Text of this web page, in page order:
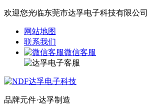
欢迎您光临东莞市达孚电子科技有限公
网站地图
联系我们
微信客服
品牌元件·达孚制造